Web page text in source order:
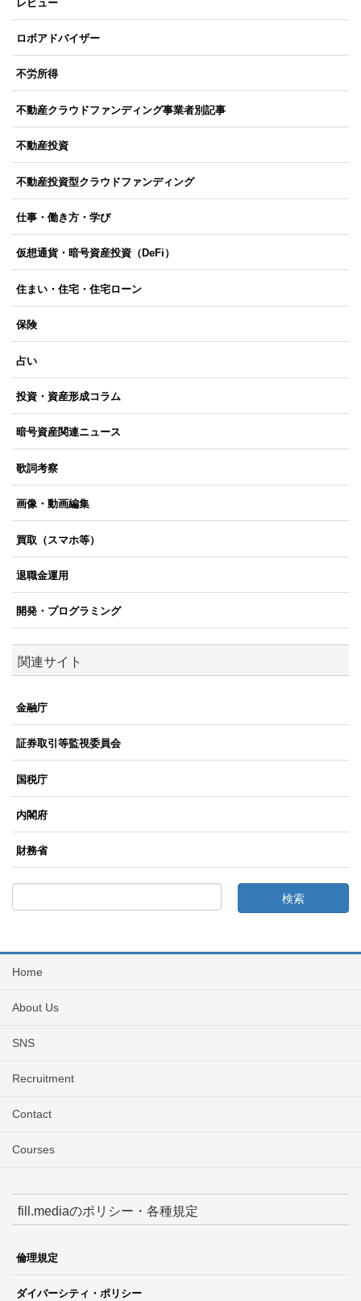
レビュー
ロボアドバイザー
不労所得
不動産クラウドファンディング事業者別記事
不動産投資
不動産投資型クラウドファンディング
仕事・働き方・学び
仮想通貨・暗号資産投資（DeFi）
住まい・住宅・住宅ローン
保険
占い
投資・資産形成コラム
暗号資産関連ニュース
歌詞考察
画像・動画編集
買取（スマホ等）
退職金運用
開発・プログラミング
関連サイト
金融庁
証券取引等監視委員会
国税庁
内閣府
財務省
Home
About Us
SNS
Recruitment
Contact
Courses
fill.mediaのポリシー・各種規定
倫理規定
ダイバーシティ・ポリシー